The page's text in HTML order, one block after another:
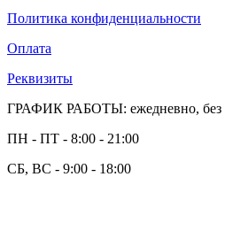
Политика конфиденциальности
Оплата
Реквизиты
ГРАФИК РАБОТЫ: ежедневно, без
ПН - ПТ - 8:00 - 21:00
СБ, ВС - 9:00 - 18:00